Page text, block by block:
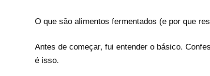
O que são alimentos fermentados (e por que
Antes de começar, fui entender o básico.
é isso.